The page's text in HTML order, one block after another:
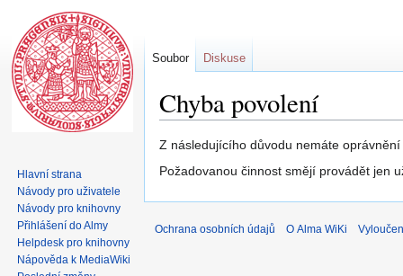
Chyba povolení
Skočit
na
Skočit
na
Z následujícího důvodu nemáte
Požadovanou činnost smějí provádět jen
Soubor Diskuse
Hlavní strana
Návody pro uživatele
Návody pro knihovny
Přihlášení do Almy
Helpdesk pro knihovny
Nápověda k MediaWiki
Ochrana osobních údajů O Alma WiKi